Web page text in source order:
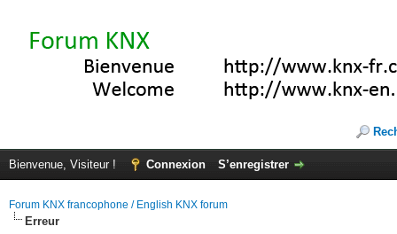
Bienvenue, Visiteur ! Connexion S’enregistrer
Forum KNX francophone / English KNX forum
Erreur